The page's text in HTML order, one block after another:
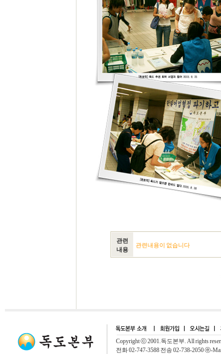
관련
내용
관련내용이 없습니다
Copyright ⓒ 2001.독도본부. All rights
전화 02-747-3588 전송 02-738-2050 ⓔ-